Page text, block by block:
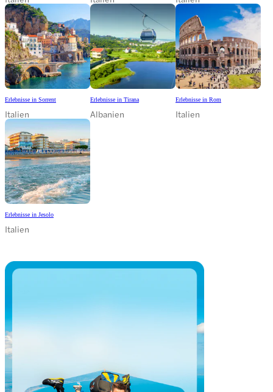
Erlebnisse in Sorrent
Italien
Erlebnisse in Tirana
Albanien
Erlebnisse in Rom
Italien
Erlebnisse in Jesolo
Italien